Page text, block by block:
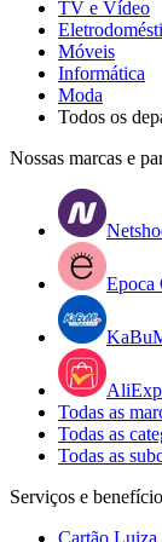
TV e Vídeo
Móveis
Informática
Moda
Todos os
Nossas marcas e
Epoca
Todas as
Todas as
Todas as
Serviços e
Cartão Luiza